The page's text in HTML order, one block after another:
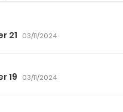
21 03/11/2024
19 03/11/2024